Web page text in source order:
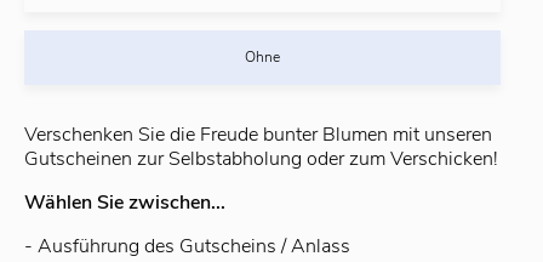
Ohne
Verschenken Sie die Freude bunter Blumen mit unseren
Gutscheinen zur Selbstabholung oder zum Verschicken!
Wählen Sie zwischen...
- Ausführung des Gutscheins / Anlass